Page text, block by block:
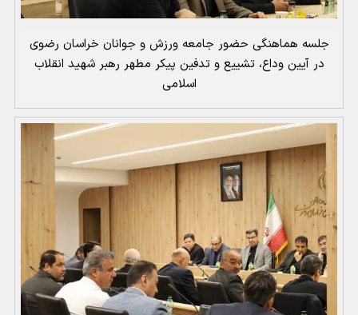
جلسه هماهنگی حضور جامعه ورزش و جوانان خراسان رضوی
در آیین وداع، تشییع و تدفین پیکر مطهر رهبر شهید انقلاب
اسلامی